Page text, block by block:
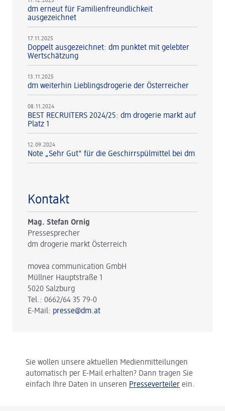
dm erneut für Familienfreundlichkeit
ausgezeichnet
17.11.2025
Doppelt ausgezeichnet: dm punktet mit gelebter
Wertschätzung
13.11.2025
dm weiterhin Lieblingsdrogerie der Österreicher
08.11.2024
BEST RECRUITERS 2024/25: dm drogerie markt auf
Platz 1
12.09.2024
Note „Sehr Gut" für die Geschirrspülmittel bei dm
Kontakt
Mag. Stefan Ornig
Pressesprecher
dm drogerie markt Österreich
movea communication GmbH
Müllner Hauptstraße 1
5020 Salzburg
Tel.: 0662/64 35 79-0
E-Mail: presse@dm.at
Sie wollen unsere aktuellen Medienmitteilungen
automatisch per E-Mail erhalten? Dann tragen Sie
einfach Ihre Daten in unseren Presseverteiler ein.